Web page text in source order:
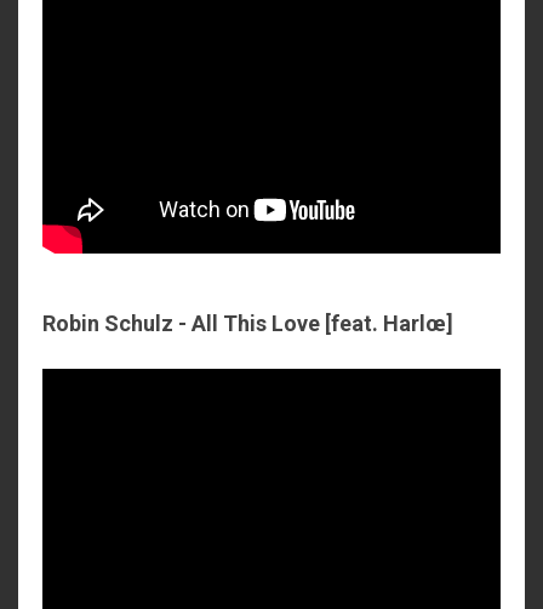
Robin Schulz - All This Love [feat. Harlœ]